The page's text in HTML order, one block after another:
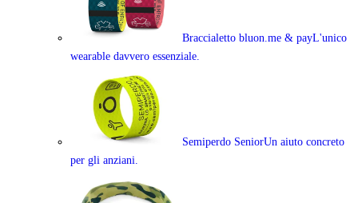
Braccialetto bluon.me & payL'unico
wearable davvero essenziale.
Semiperdo SeniorUn aiuto concreto
per gli anziani.